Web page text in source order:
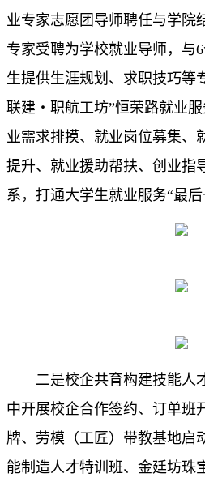
业专家志愿团导师聘任与学院
专家受聘为学校就业导师，与6
生提供生涯规划、求职技巧等
联建・职航工坊”恒荣路就业
业需求排摸、就业岗位募集、
提升、就业援助帮扶、创业指
系，打通大学生就业服务“最后
二是校企共育构建技能人
中开展校企合作签约、订单班
牌、劳模（工匠）带教基地启
能制造人才特训班、金廷坊珠